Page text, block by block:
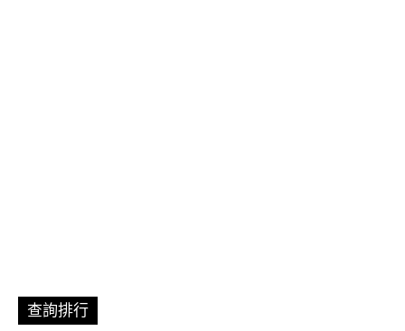
查詢排行